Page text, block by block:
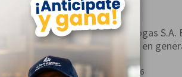
El Dorado
Llanogas alerta
estafas con